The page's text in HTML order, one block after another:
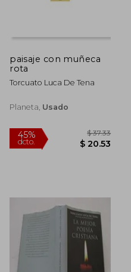
45% $
paisaje con muñeca
rota
Torcuato Luca De Tena
Planeta, Usado